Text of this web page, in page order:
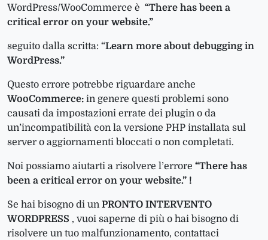
WordPress/WooCommerce è “There has been a
critical error on your website.”
seguito dalla scritta: “Learn more about debugging in
WordPress.”
Questo errore potrebbe riguardare anche
WooCommerce: in genere questi problemi sono
causati da impostazioni errate dei plugin o da
un’incompatibilità con la versione PHP installata sul
server o aggiornamenti bloccati o non completati.
Noi possiamo aiutarti a risolvere l’errore “There has
been a critical error on your website.” !
Se hai bisogno di un PRONTO INTERVENTO
WORDPRESS , vuoi saperne di più o hai bisogno di
risolvere un tuo malfunzionamento, contattaci